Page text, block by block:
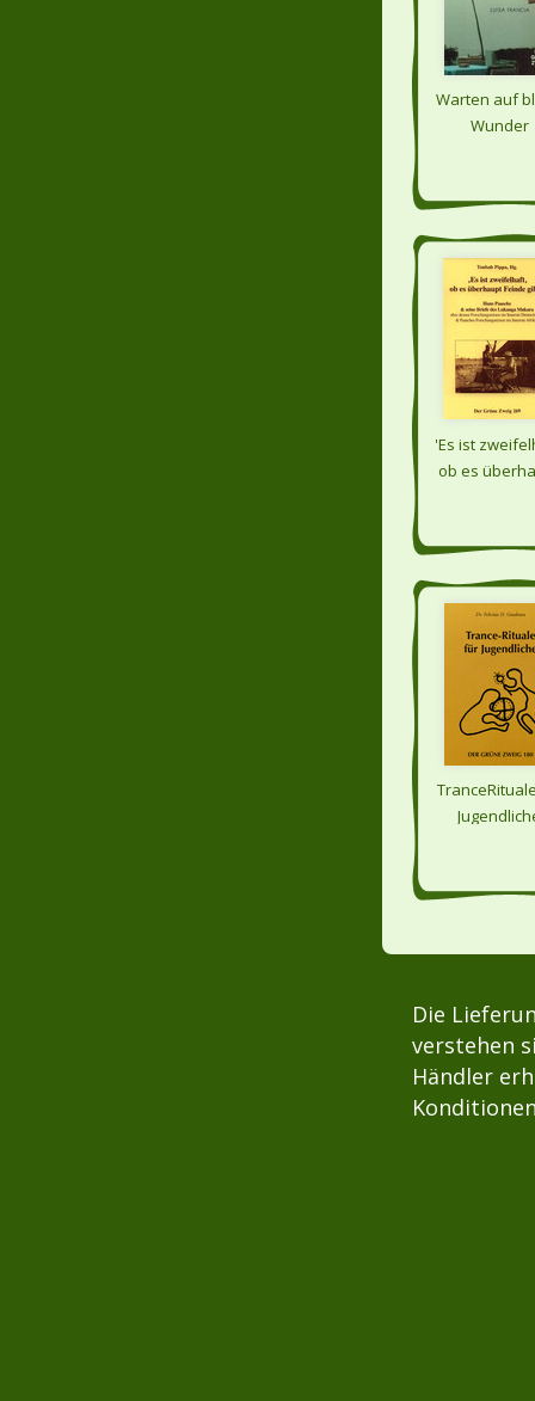
Warten auf
Wunder
'Es ist
ob es
Die
verstehen
Händler